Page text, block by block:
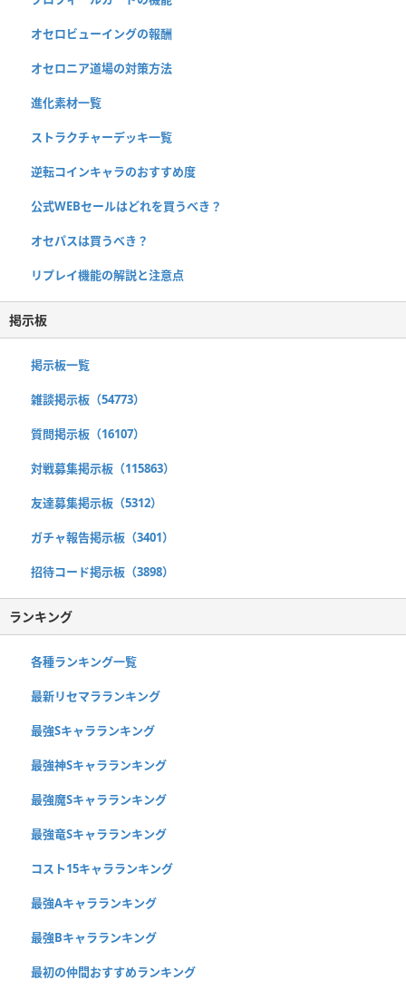
オセロビューイングの報酬
オセロニア道場の対策方法
進化素材一覧
ストラクチャーデッキ一覧
逆転コインキャラのおすすめ度
公式WEBセールはどれを買うべき？
オセパスは買うべき？
リプレイ機能の解説と注意点
掲示板
掲示板一覧
雑談掲示板（54773）
質問掲示板（16107）
対戦募集掲示板（115863）
友達募集掲示板（5312）
ガチャ報告掲示板（3401）
招待コード掲示板（3898）
ランキング
各種ランキング一覧
最新リセマラランキング
最強Sキャラランキング
最強神Sキャラランキング
最強魔Sキャラランキング
最強竜Sキャラランキング
コスト15キャラランキング
最強Aキャラランキング
最強Bキャラランキング
最初の仲間おすすめランキング